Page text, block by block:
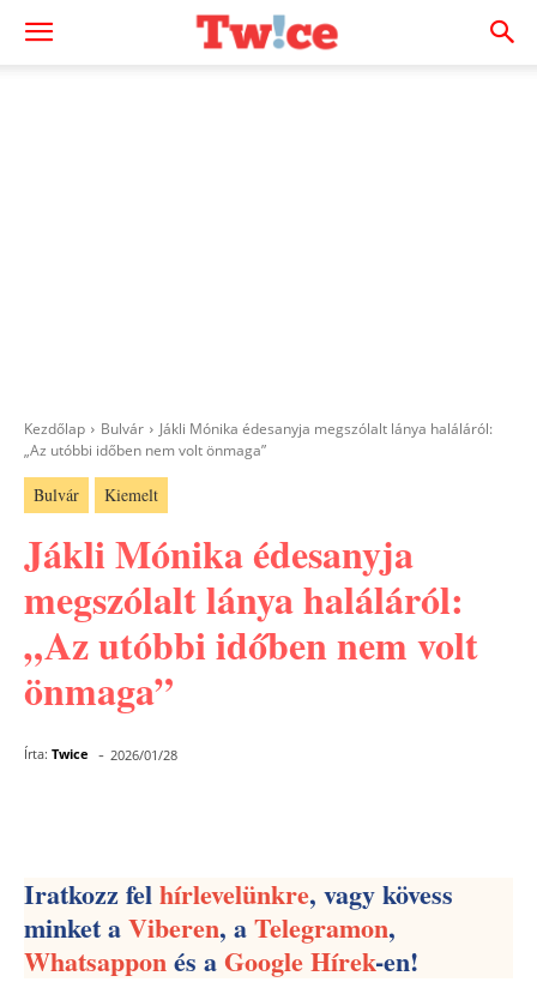
Kezdőlap Bulvár
Jákli Mónika édesanyja megszólalt lánya haláláról:
„Az utóbbi időben nem volt önmaga”
Bulvár Kiemelt
Jákli Mónika édesanyja
megszólalt lánya haláláról:
„Az utóbbi időben nem volt
önmaga”
Írta: Twice - 2026/01/28
Iratkozz felhírlevelünkre, vagy kövess
minket aViberen, aTelegramon,
Whatsapponés aGoogle Hírek-en!